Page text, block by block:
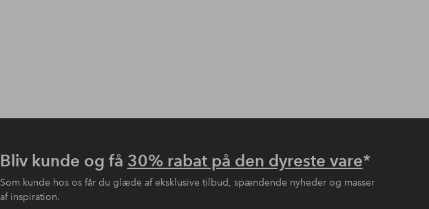
Bliv kunde og få 30% rabat på den dyreste vare*
Som kunde hos os får du glæde af eksklusive tilbud, spændende nyheder og masser
af inspiration.